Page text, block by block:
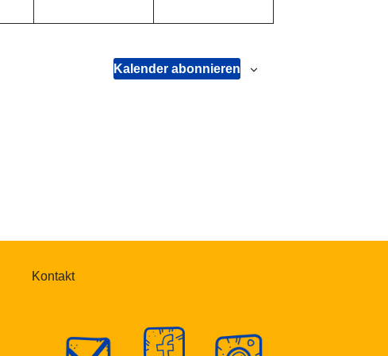
Kalender abonnieren
Kontakt